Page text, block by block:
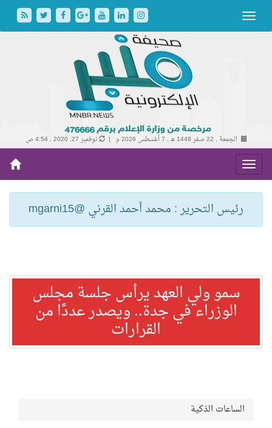
الجمعة , 22 صفر 1448 هـ , 7 أغسطس 2026 م | نوفمبر 27, 2020 , 4:54 ص
رئيس التحرير : محمد أحمد القرني @mgarni15
سمو ولي العهد يرأس جلسة مجلس
الوزراء في جدة.. ويصدر عددًا من
القرارات
الساعات الذكية